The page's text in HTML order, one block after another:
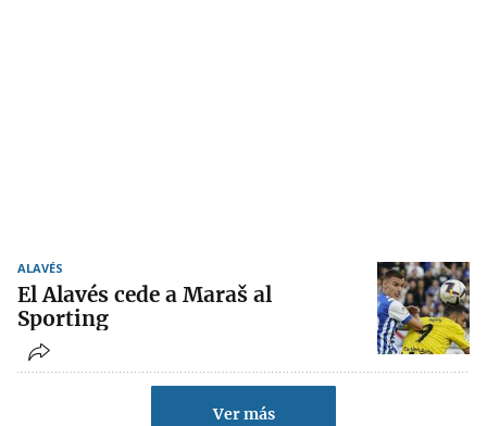
ALAVÉS
El Alavés cede a Maraš al
Sporting
Ver más